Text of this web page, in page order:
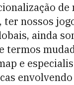
de
ter nossos
ainda
termos
e